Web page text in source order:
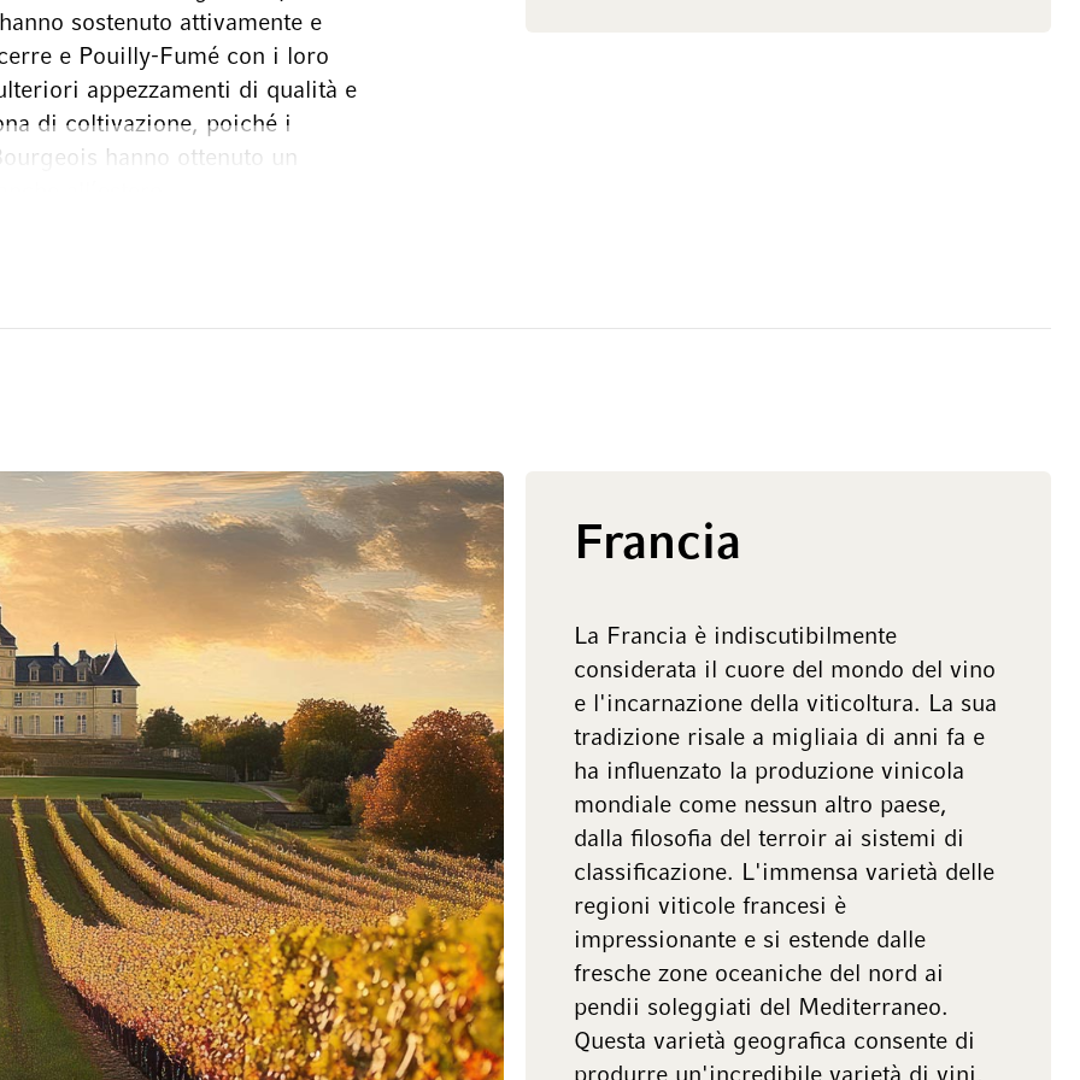
sostenuto attivamente e
e Pouilly-Fumé con i loro
appezzamenti di qualità e
di coltivazione, poiché i
hanno ottenuto un
della cura dei
così come l’apertura verso
dei vini di Henri Bourgeois
lavoro meticoloso, di dedizione
per assoluta convinzione, tutti
dei vigneti avviene in
all’uso di fertilizzanti
della loro maturazione,
prima di essere raccolte
per gravità in
che offre condizioni
più di 80 anni: un tesoro
di minerali della regione queste
aromi concentrati e una
il Sauvignon Blanc, occupa
e si distingue, a seconda
estremamente versatile:
Francia
La Francia è indiscutibilmente
considerata il cuore del mondo del vino
e l'incarnazione della viticoltura. La sua
tradizione risale a migliaia di anni fa e
ha influenzato la produzione vinicola
mondiale come nessun altro paese,
dalla filosofia del terroir ai sistemi di
classificazione. L'immensa varietà delle
regioni viticole francesi è
impressionante e si estende dalle
fresche zone oceaniche del nord ai
pendii soleggiati del Mediterraneo.
Questa varietà geografica consente di